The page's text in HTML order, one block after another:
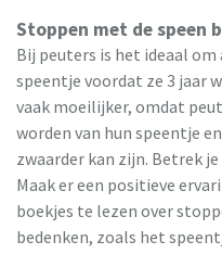
Stoppen met de speen
Bij peuters is het ideaal
speentje voordat ze 3 jaar
vaak moeilijker, omdat
worden van hun speentje
zwaarder kan zijn. Betrek
Maak er een positieve
boekjes te lezen over
bedenken, zoals het